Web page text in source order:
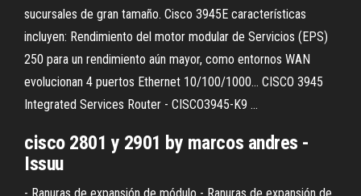
sucursales de gran tamaño. Cisco 3945E características
incluyen: Rendimiento del motor modular de Servicios (EPS)
250 para un rendimiento aún mayor, como entornos WAN
evolucionan 4 puertos Ethernet 10/100/1000… CISCO 3945
Integrated Services Router - CISCO3945-K9 ...
cisco 2801 y 2901 by marcos andres -
Issuu